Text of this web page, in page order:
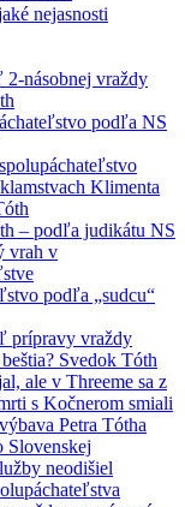
nejasnosti
2-násobnej vraždy
podľa NS
Klimenta
– podľa judikátu NS
vrah v
podľa „sudcu“
prípravy vraždy
Svedok Tóth
ale v Threeme sa z
s Kočnerom smiali
Petra Tótha
Slovenskej
neodišiel